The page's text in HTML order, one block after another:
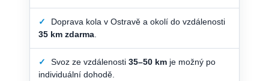
✓
Doprava kola v Ostravě a okolí do vzdálenosti
35 km zdarma.
✓ Svoz ze vzdálenosti 35–50 km je možný po
individuální dohodě.